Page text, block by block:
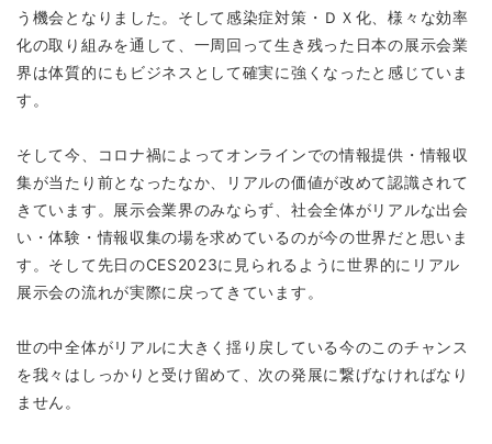
う機会となりました。そして感染症対策・ＤＸ化、様々な効率
化の取り組みを通して、一周回って生き残った日本の展示会業
界は体質的にもビジネスとして確実に強くなったと感じていま
す。
そして今、コロナ禍によってオンラインでの情報提供・情報収
集が当たり前となったなか、リアルの価値が改めて認識されて
きています。展示会業界のみならず、社会全体がリアルな出会
い・体験・情報収集の場を求めているのが今の世界だと思いま
す。そして先日のCES2023に見られるように世界的にリアル
展示会の流れが実際に戻ってきています。
世の中全体がリアルに大きく揺り戻している今のこのチャンス
を我々はしっかりと受け留めて、次の発展に繋げなければなり
ません。